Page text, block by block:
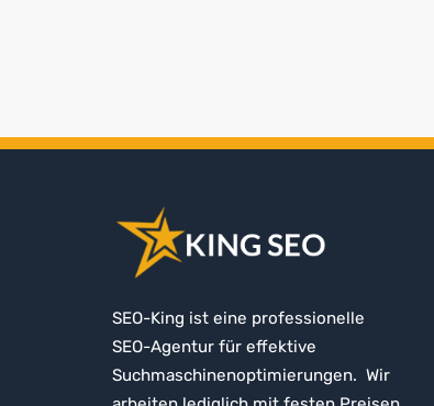
SEO-King ist eine professionelle
SEO-Agentur für effektive
Suchmaschinenoptimierungen. Wir